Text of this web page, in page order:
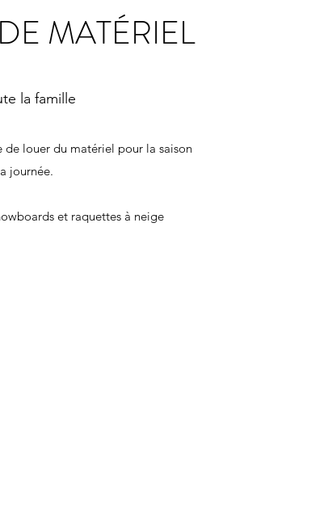
MATÉRIEL
la famille
de louer du matériel pour la saison
journée.
et raquettes à neige